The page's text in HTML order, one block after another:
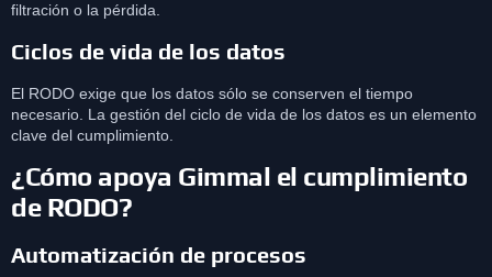
filtración o la pérdida.
Ciclos de vida de los datos
El RODO exige que los datos sólo se conserven el tiempo
necesario. La gestión del ciclo de vida de los datos es un elemento
clave del cumplimiento.
¿Cómo apoya Gimmal el cumplimiento
de RODO?
Automatización de procesos